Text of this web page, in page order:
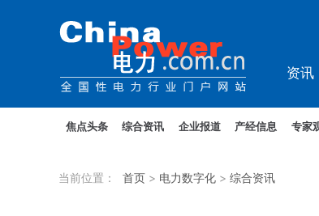
资讯
焦点头条 综合资讯 企业报道 产经信息 专家
当前位置： 首页 > 电力数字化 > 综合资讯